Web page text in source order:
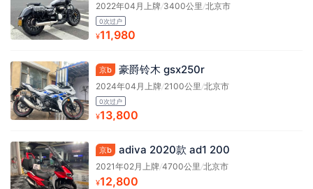
2022年04月上牌/3400公里/北京市
0次过户
¥11,980
京b 豪爵铃木 gsx250r
2024年04月上牌/2100公里/北京市
0次过户
¥13,800
京b adiva 2020款 ad1 200
2021年02月上牌/4700公里 /北京市
¥12,800